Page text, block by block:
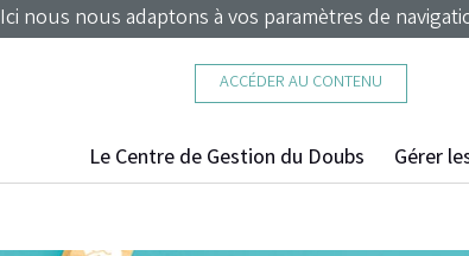
ACCÉDER AU CONTENU
Ici nous nous adaptons à vos paramètres de
Le Centre de Gestion du Doubs Gérer